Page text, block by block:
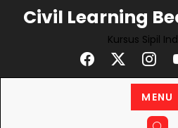
Civil Learning
Kursus Sipil
MENU